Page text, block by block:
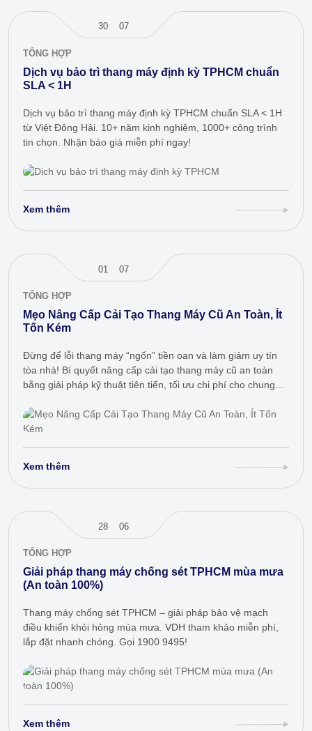
30 07
TỔNG HỢP
Dịch vụ bảo trì thang máy định kỳ TPHCM chuẩn
SLA < 1H
Dịch vụ bảo trì thang máy định kỳ TPHCM chuẩn SLA < 1H
từ Việt Đông Hải. 10+ năm kinh nghiệm, 1000+ công trình
tin chọn. Nhận báo giá miễn phí ngay!
Xem thêm
01 07
TỔNG HỢP
Mẹo Nâng Cấp Cải Tạo Thang Máy Cũ An Toàn, Ít
Tốn Kém
Đừng để lỗi thang máy “ngốn” tiền oan và làm giảm uy tín
tòa nhà! Bí quyết nâng cấp cải tạo thang máy cũ an toàn
bằng giải pháp kỹ thuật tiên tiến, tối ưu chi phí cho chung
Xem thêm
28 06
TỔNG HỢP
Giải pháp thang máy chống sét TPHCM mùa mưa
(An toàn 100%)
Thang máy chống sét TPHCM – giải pháp bảo vệ mạch
điều khiển khỏi hỏng mùa mưa. VDH tham khảo miễn phí,
lắp đặt nhanh chóng. Gọi 1900 9495!
Xem thêm